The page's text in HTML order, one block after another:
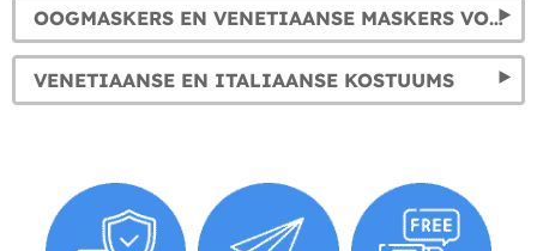
OOGMASKERS EN VENETIAANSE MASKERS VOOR MANNEN EN VROUWEN
VENETIAANSE EN ITALIAANSE KOSTUUMS